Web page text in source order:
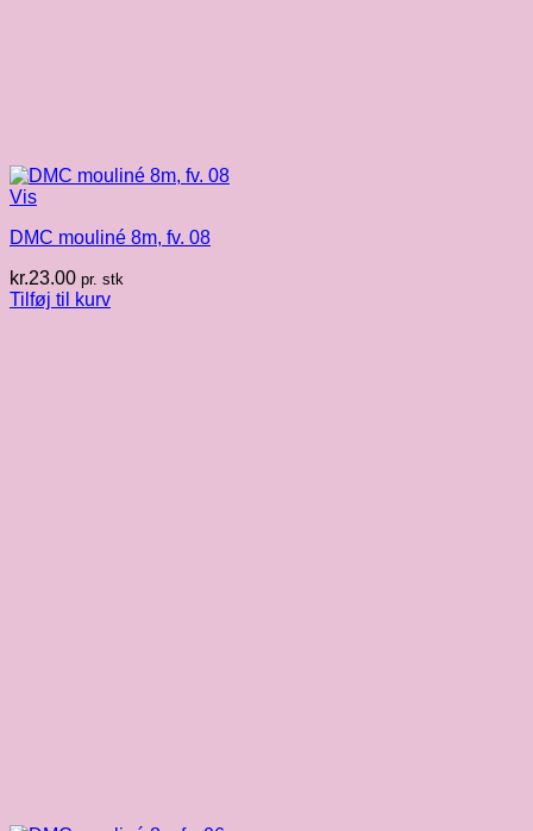
Vis
DMC mouliné 8m, fv. 08
kr.23.00 pr. stk
Tilføj til kurv